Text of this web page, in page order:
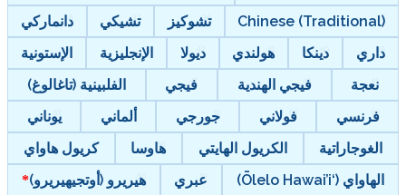
Chinese (Traditional)
تشوكيز تشيكي
دانماركي
داري
دينكا هولندي ديولا الإنجليزية
الإستونية
نعجة
فيجي الهندية فيجي
الفلبينية (تاغالوغ)
فرنسي
فولاني جورجي ألماني
يوناني
الغوجاراتية
الكريول الهايتي هاوسا
كريول هاواي
الهاواي (‘Ōlelo Hawai’i)
عبري
هيريرو (أوتجيهيريرو)